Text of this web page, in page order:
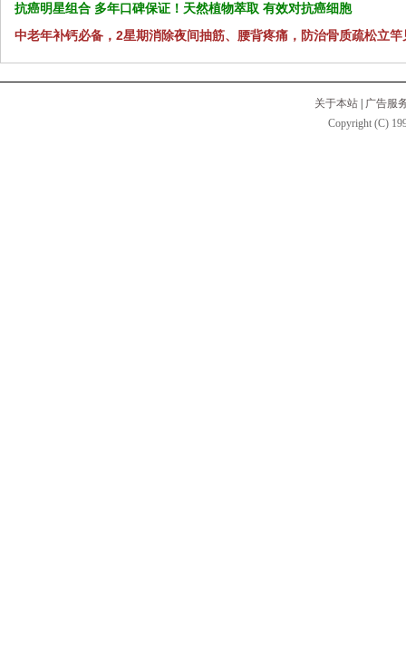
抗癌明星组合 多年口碑保证！天然植物萃取 有效对抗癌细胞
中老年补钙必备，2星期消除夜间抽筋、腰背疼痛，防治骨质疏松立竿
关于本站
广告服
Copyright (C)